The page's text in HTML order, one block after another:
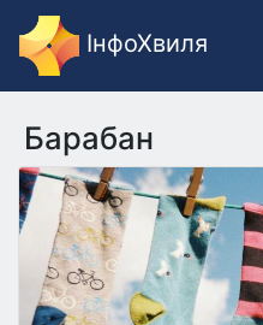
ІнфоХвиля
Барабан